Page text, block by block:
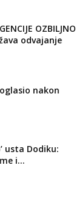
OZBILJNO
odvajanje
nakon
usta Dodiku:
i...